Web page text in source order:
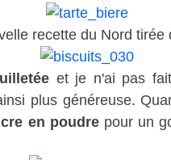
recette du Nord tirée
et je n'ai pas
plus généreuse.
en poudrepour un